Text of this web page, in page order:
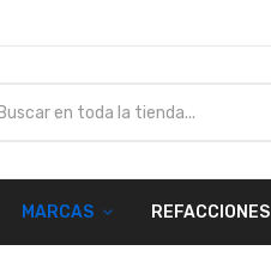
MARCAS REFACCIONES